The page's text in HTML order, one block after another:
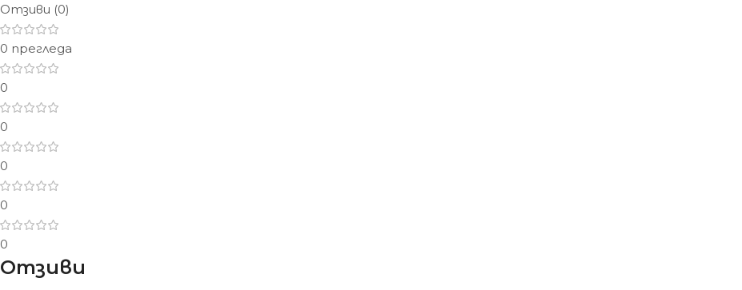
Отзиви (0)
0 прегледа
0
0
0
0
0
Отзиви